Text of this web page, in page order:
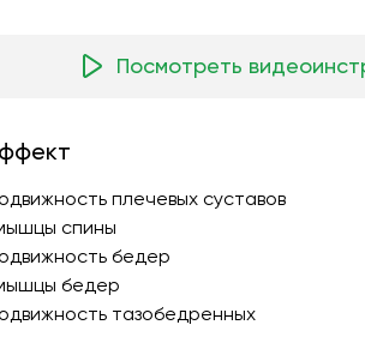
Посмотреть
плечевых суставов
спины
бедер
бедер
тазобедренных